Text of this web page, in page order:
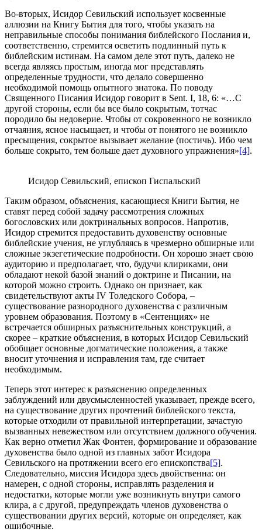
Во-вторых, Исидор Севильский использует косвенные
аллюзии на Книгу Бытия для того, чтобы указать на
неправильные способы понимания библейского Послания и,
соответственно, стремится осветить подлинный путь к
библейским истинам. На самом деле этот путь, далеко не
всегда являясь простым, иногда мог представлять
определенные трудности, что делало совершенно
необходимой помощь опытного знатока. По поводу
Священного Писания Исидор говорит в Sent. I, 18, 6: «…С
другой стороны, если бы все было сокрытым, тотчас
породило бы недоверие. Чтобы от сокровенного не возникло
отчаяния, ясное насыщает, и чтобы от понятого не возникло
пресыщения, сокрытое вызывает желание (постичь). Ибо чем
больше сокрыто, тем больше дает духовного упражнения»[4].
Исидор Севильский, епископ Гиспальский
Таким образом, объяснения, касающиеся Книги Бытия, не
ставят перед собой задачу рассмотрения сложных
богословских или доктринальных вопросов. Напротив,
Исидор стремится предоставить духовенству основные
библейские учения, не углубляясь в чрезмерно обширные или
сложные экзегетические подробности. Он хорошо знает свою
аудиторию и предполагает, что, будучи клириками, они
обладают некой базой знаний о доктрине и Писании, на
которой можно строить. Однако он признает, как
свидетельствуют акты IV Толедского Собора, –
существование разнородного духовенства с различным
уровнем образования. Поэтому в «Сентенциях» не
встречается обширных разъяснительных конструкций, а
скорее – краткие объяснения, в которых Исидор Севильский
обобщает основные догматические положения, а также
вносит уточнения и исправления там, где считает
необходимым.
Теперь этот интерес к разъяснению определенных
заблуждений или двусмысленностей указывает, прежде всего,
на существование других прочтений библейского текста,
которые отходили от правильной интерпретации, зачастую
вызванных невежеством или отсутствием должного обучения.
Как верно отметил Жак Фонтен, формирование и образование
духовенства было одной из главных забот Исидора
Севильского на протяжении всего его епископства[5].
Следовательно, миссия Исидора здесь двойственна: он
намерен, с одной стороны, исправлять разделения и
недостатки, которые могли уже возникнуть внутри самого
клира, а с другой, предупреждать членов духовенства о
существовании других версий, которые он определяет, как
ошибочные.